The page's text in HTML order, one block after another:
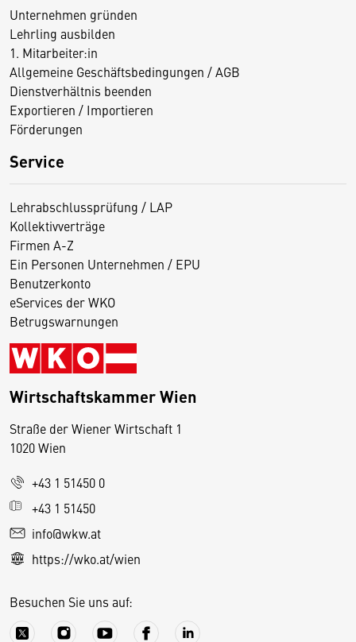
Unternehmen gründen
Lehrling ausbilden
1. Mitarbeiter:in
Allgemeine Geschäftsbedingungen / AGB
Dienstverhältnis beenden
Exportieren / Importieren
Förderungen
Service
Lehrabschlussprüfung / LAP
Kollektivverträge
Firmen A-Z
Ein Personen Unternehmen / EPU
Benutzerkonto
eServices der WKO
Betrugswarnungen
Wirtschaftskammer Wien
Straße der Wiener Wirtschaft 1
1020 Wien
+43 1 51450 0
+43 1 51450
info@wkw.at
https://wko.at/wien
Besuchen Sie uns auf:
D
e
s
S
e